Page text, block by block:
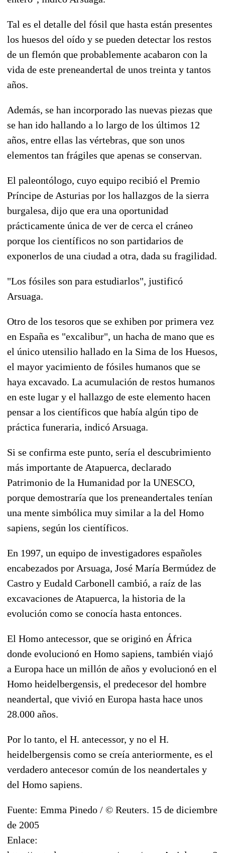
Tal es el detalle del fósil que hasta están presentes
los huesos del oído y se pueden detectar los restos
de un flemón que probablemente acabaron con la
vida de este preneandertal de unos treinta y tantos
años.
Además, se han incorporado las nuevas piezas que
se han ido hallando a lo largo de los últimos 12
años, entre ellas las vértebras, que son unos
elementos tan frágiles que apenas se conservan.
El paleontólogo, cuyo equipo recibió el Premio
Príncipe de Asturias por los hallazgos de la sierra
burgalesa, dijo que era una oportunidad
prácticamente única de ver de cerca el cráneo
porque los científicos no son partidarios de
exponerlos de una ciudad a otra, dada su fragilidad.
"Los fósiles son para estudiarlos", justificó
Arsuaga.
Otro de los tesoros que se exhiben por primera vez
en España es "excalibur", un hacha de mano que es
el único utensilio hallado en la Sima de los Huesos,
el mayor yacimiento de fósiles humanos que se
haya excavado. La acumulación de restos humanos
en este lugar y el hallazgo de este elemento hacen
pensar a los científicos que había algún tipo de
práctica funeraria, indicó Arsuaga.
Si se confirma este punto, sería el descubrimiento
más importante de Atapuerca, declarado
Patrimonio de la Humanidad por la UNESCO,
porque demostraría que los preneandertales tenían
una mente simbólica muy similar a la del Homo
sapiens, según los científicos.
En 1997, un equipo de investigadores españoles
encabezados por Arsuaga, José María Bermúdez de
Castro y Eudald Carbonell cambió, a raíz de las
excavaciones de Atapuerca, la historia de la
evolución como se conocía hasta entonces.
El Homo antecessor, que se originó en África
donde evolucionó en Homo sapiens, también viajó
a Europa hace un millón de años y evolucionó en el
Homo heidelbergensis, el predecesor del hombre
neandertal, que vivió en Europa hasta hace unos
28.000 años.
Por lo tanto, el H. antecessor, y no el H.
heidelbergensis como se creía anteriormente, es el
verdadero antecesor común de los neandertales y
del Homo sapiens.
Fuente: Emma Pinedo / © Reuters. 15 de diciembre
de 2005
Enlace: